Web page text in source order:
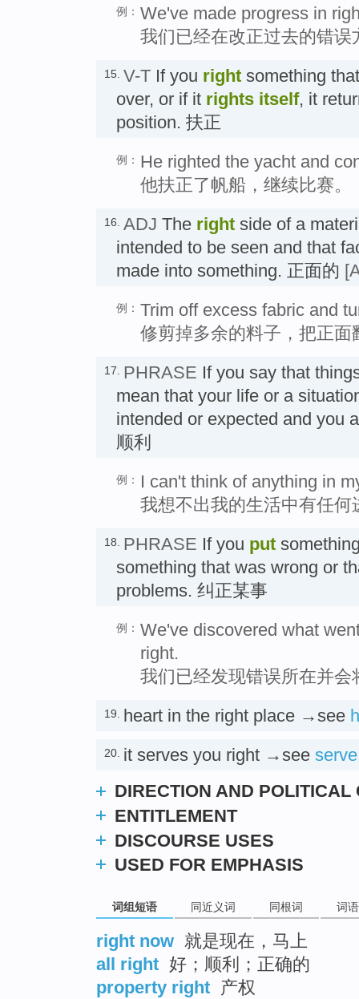
例： We've made progress in
我们已经在改正过去的错误
15. V-T If you right something
over, or if it rights itself, it
position. 扶正
例： He righted the yacht and
他扶正了帆船，继续比赛。
16. ADJ The right side of a
intended to be seen and that
made into something. 正面的
例： Trim off excess fabric and
修剪掉多余的料子，把正面
17. PHRASE If you say that
mean that your life or a
intended or expected and you
顺利
例：
I can't think of anything in
我想不出我的生活中有任何
18. PHRASE If you put
something that was wrong or
problems. 纠正某事
例： We've discovered what
right.
我们已经发现错误所在并会
19. heart in the right place →see
20. it serves you right →see serve
DIRECTION AND POLITICAL
ENTITLEMENT
DISCOURSE USES
USED FOR EMPHASIS
词组短语 同近义词 同根词 词
right now 就是现在，马上
all right 好；顺利；正确的
property right 产权